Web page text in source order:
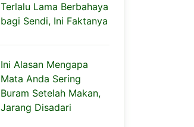
Terlalu Lama Berbahaya
bagi Sendi, Ini Faktanya
Ini Alasan Mengapa
Mata Anda Sering
Buram Setelah Makan,
Jarang Disadari